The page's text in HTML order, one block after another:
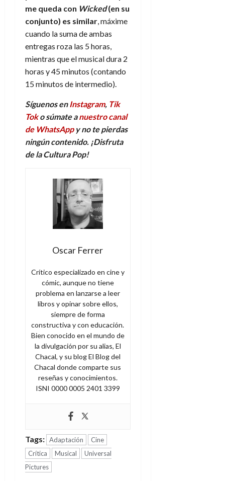
me queda con Wicked(en su
conjunto) es similar, máxime
cuando la suma de ambas
entregas roza las 5 horas,
mientras que el musical dura 2
horas y 45 minutos (contando
15 minutos de intermedio).
Síguenos enInstagram, Tik
Toko súmate anuestro canal
de WhatsAppy no te pierdas
ningún contenido. ¡Disfruta
de la Cultura Pop!
Oscar Ferrer
Crítico especializado en cine y
cómic, aunque no tiene
problema en lanzarse a leer
libros y opinar sobre ellos,
siempre de forma
constructiva y con educación.
Bien conocido en el mundo de
la divulgación por su alias, El
Chacal, y su blog El Blog del
Chacal donde comparte sus
reseñas y conocimientos.
ISNI 0000 0005 2401 3399
Tags: Adaptación
Cine
Crítica
Musical
Universal
Pictures